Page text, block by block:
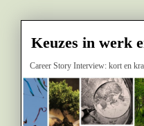
Keuzes in werk
Career Story Interview: kort en